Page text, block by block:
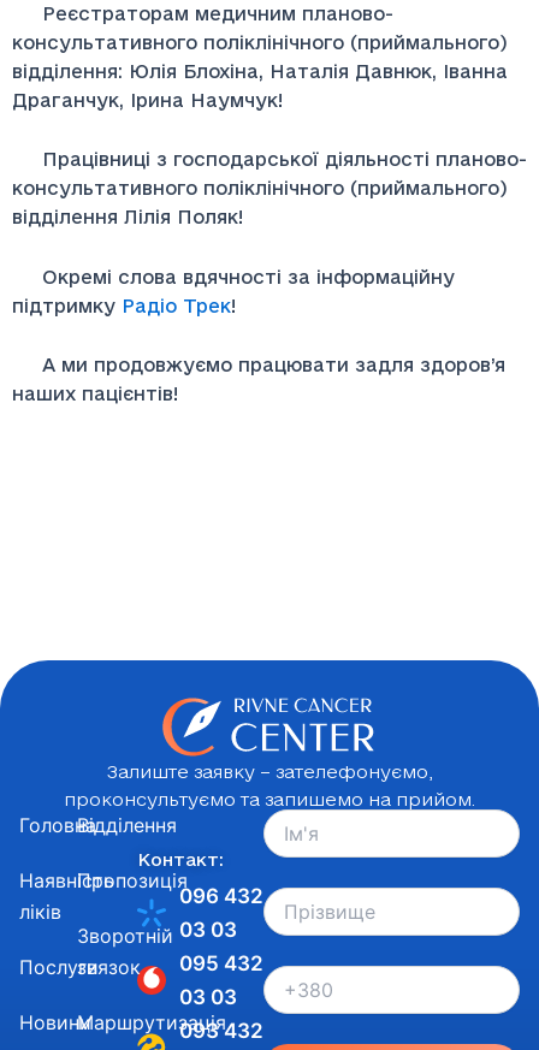
Реєстраторам медичним планово-
консультативного поліклінічного (приймального)
відділення: Юлія Блохіна, Наталія Давнюк, Іванна
Драганчук, Ірина Наумчук!
Працівниці з господарської діяльності планово-
консультативного поліклінічного (приймального)
відділення Лілія Поляк!
Окремі слова вдячності за інформаційну
підтримку Радіо Трек!
А ми продовжуємо працювати задля здоров’я
наших пацієнтів!
Залиште заявку – зателефонуємо,
проконсультуємо та запишемо на прийом.
Контакт:
096 432
03 03
095 432
03 03
093 432
Головна
Наявність
ліків
Послуги
Новини
Відділення
Пропозиція
Зворотній
звязок
Маршрутизація